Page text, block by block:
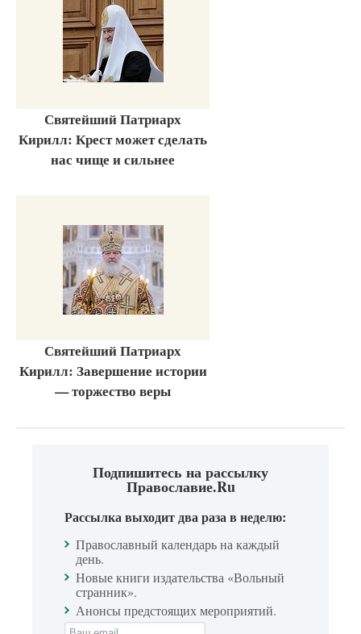
Святейший Патриарх
Кирилл: Крест может сделать
нас чище и сильнее
Святейший Патриарх
Кирилл: Завершение истории
— торжество веры
Подпишитесь на рассылку
Православие.Ru
Рассылка выходит два раза в неделю:
Православный календарь на каждый
день.
Новые книги издательства «Вольный
странник».
Анонсы предстоящих мероприятий.